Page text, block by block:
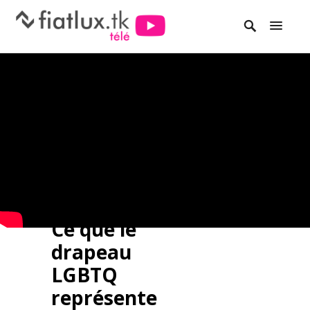
Ce que le
drapeau
LGBTQ
représente